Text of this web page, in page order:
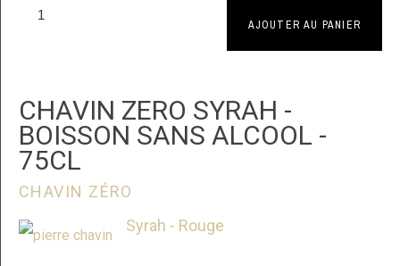
CHAVIN ZERO SYRAH -
BOISSON SANS ALCOOL -
75CL
CHAVIN ZÉRO
Syrah - Rouge
AJOUTER AU PANIER